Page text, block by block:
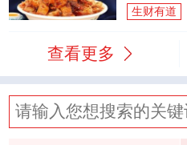
生财有道
查看更多